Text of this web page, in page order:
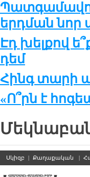
երդման նոր
Էդ խելքով
դեմ
Հինգ տարի
«Ո՞րն է
Սկիզբ | Քաղաքական |